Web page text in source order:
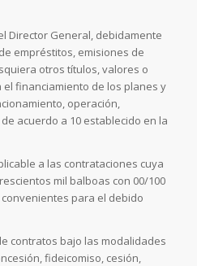
Director General, debidamente
empréstitos, emisiones de
otros títulos, valores o
financiamiento de los planes y
operación,
acuerdo a 10 establecido en la
a las contrataciones cuya
mil balboas con 00/100
convenientes para el debido
contratos bajo las modalidades
fideicomiso, cesión,